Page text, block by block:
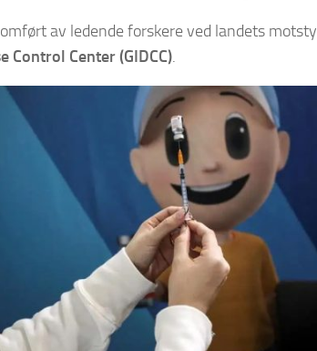
av ledende forskere ved landets
Control Center (GIDCC).